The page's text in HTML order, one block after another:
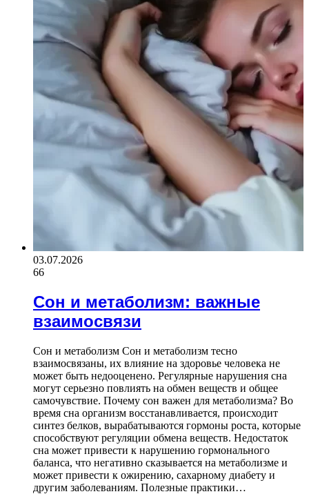
03.07.2026
66
Сон и метаболизм: важные
взаимосвязи
Сон и метаболизм Сон и метаболизм тесно
взаимосвязаны, их влияние на здоровье человека не
может быть недооценено. Регулярные нарушения сна
могут серьезно повлиять на обмен веществ и общее
самочувствие. Почему сон важен для метаболизма? Во
время сна организм восстанавливается, происходит
синтез белков, вырабатываются гормоны роста, которые
способствуют регуляции обмена веществ. Недостаток
сна может привести к нарушению гормонального
баланса, что негативно сказывается на метаболизме и
может привести к ожирению, сахарному диабету и
другим заболеваниям. Полезные практики…